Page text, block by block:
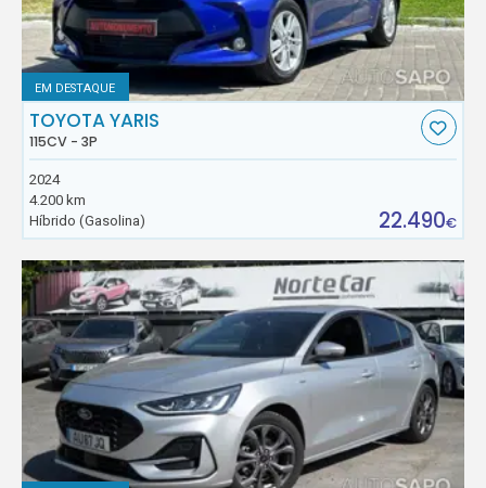
EM DESTAQUE
TOYOTA YARIS
115CV - 3P
2024
4.200 km
Híbrido (Gasolina)
22.490€